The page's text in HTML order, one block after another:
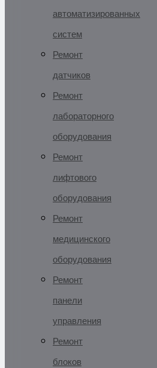
автоматизированных
систем
Ремонт
датчиков
Ремонт
лабораторного
оборудования
Ремонт
лифтового
оборудования
Ремонт
медицинского
оборудования
Ремонт
панели
управления
Ремонт
блоков